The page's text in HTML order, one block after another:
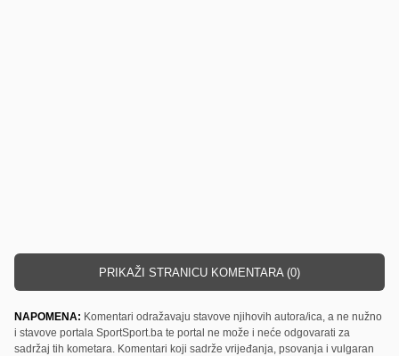
PRIKAŽI STRANICU KOMENTARA (0)
NAPOMENA: Komentari odražavaju stavove njihovih autora/ica, a ne nužno
i stavove portala SportSport.ba te portal ne može i neće odgovarati za
sadržaj tih kometara. Komentari koji sadrže vrijeđanja, psovanja i vulgaran